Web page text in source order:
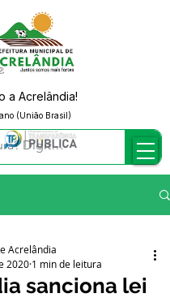
(União Brasil)
a Acrelândia!
sanciona lei
Acrelândia
2020 1 min de leitura